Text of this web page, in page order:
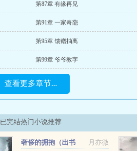
第87章 有缘再见
第91章 一家奇葩
第95章 馈赠抽离
第99章 爷爷教字
查看更多章节...
已完结热门小说推荐
月亦微
奢侈的拥抱（出书